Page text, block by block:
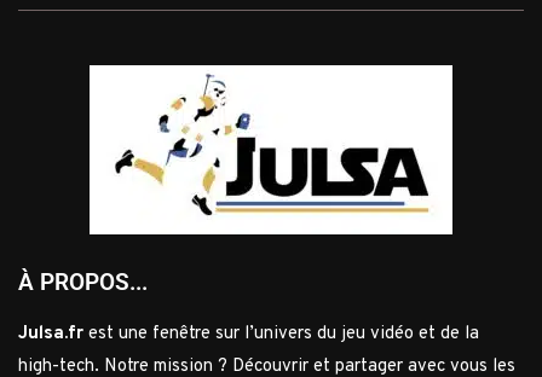
À PROPOS...
Julsa.fr est une fenêtre sur l’univers du jeu vidéo et de la
high-tech. Notre mission ? Découvrir et partager avec vous les